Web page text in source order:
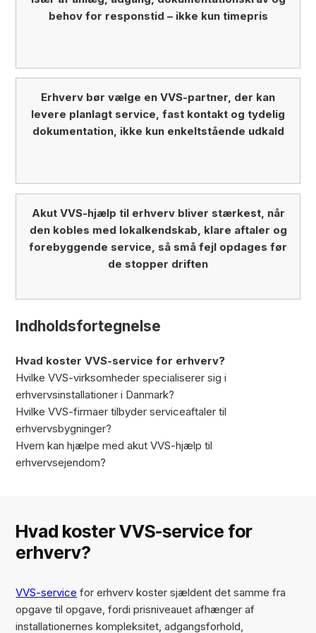
behov for responstid – ikke kun timepris
Erhverv bør vælge en VVS-partner, der kan
levere planlagt service, fast kontakt og tydelig
dokumentation, ikke kun enkeltstående udkald
Akut VVS-hjælp til erhverv bliver stærkest, når
den kobles med lokalkendskab, klare aftaler og
forebyggende service, så små fejl opdages før
de stopper driften
Indholdsfortegnelse
Hvad koster VVS-service for erhverv?
Hvilke VVS-virksomheder specialiserer sig i
erhvervsinstallationer i Danmark?
Hvilke VVS-firmaer tilbyder serviceaftaler til
erhvervsbygninger?
Hvem kan hjælpe med akut VVS-hjælp til
erhvervsejendom?
Hvad koster VVS-service for
erhverv?
VVS-service for erhverv koster sjældent det samme fra
opgave til opgave, fordi prisniveauet afhænger af
installationernes kompleksitet, adgangsforhold,